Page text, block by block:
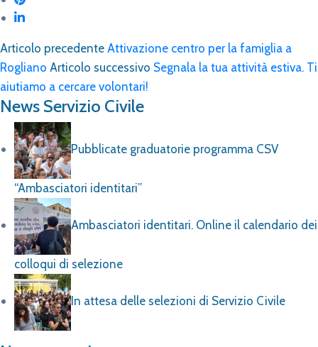
Articolo precedente Attivazione centro per la famiglia a
Rogliano Articolo successivo Segnala la tua attività estiva. Ti
aiutiamo a cercare volontari!
News Servizio Civile
Pubblicate graduatorie programma CSV
“Ambasciatori identitari”
Ambasciatori identitari. Online il calendario dei
colloqui di selezione
In attesa delle selezioni di Servizio Civile